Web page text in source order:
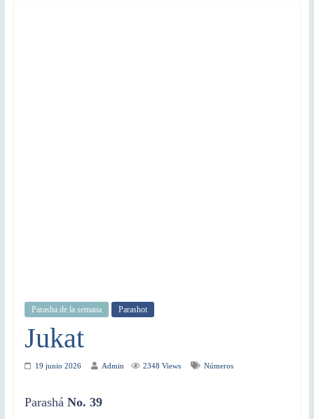
Parasha de la semana Parashot
Jukat
19 junio 2026 Admin 2348 Views Números
Parashá No. 39